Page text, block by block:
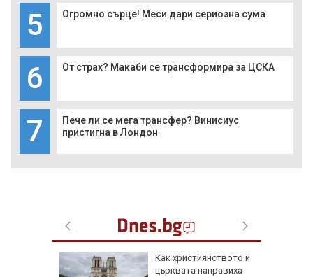
5 Огромно сърце! Меси дари сериозна сума
6 От страх? Макаби се трансформира за ЦСКА
7
Пече ли се мега трансфер? Винисиус
пристигна в Лондон
Как християнството и
църквата направиха